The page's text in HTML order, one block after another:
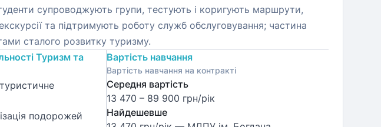
супроводжують групи, тестують і коригують маршрути,
та підтримують роботу служб обслуговування; частина
сталого розвитку туризму.
Туризм та
подорожей
Вартість навчання
Вартість навчання на контракті
Середня вартість
13 470 – 89 900 грн/рік
Найдешевше